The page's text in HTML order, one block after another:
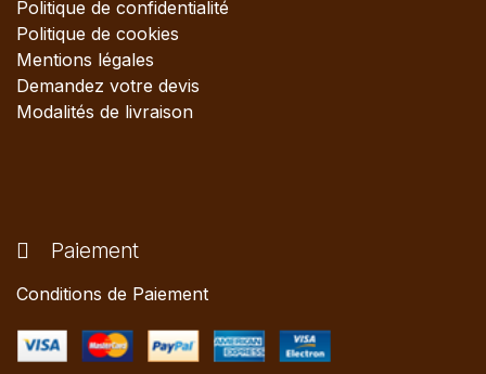
Politique de confidentialité
Politique de cookies
Mentions légales
Demandez votre devis
Modalités de livraison
Paiement
Conditions de Paiement